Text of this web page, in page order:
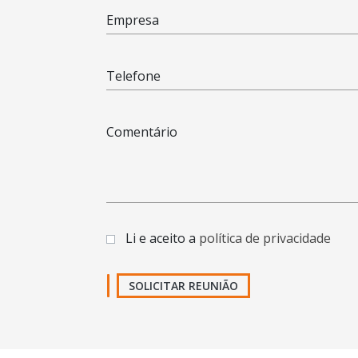
Empresa
Telefone
Comentário
Li e aceito a política de privacidade
SOLICITAR REUNIÃO